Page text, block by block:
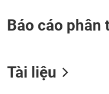
Báo cáo phân
Tài liệu